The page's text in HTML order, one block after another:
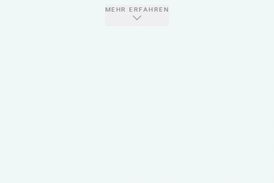
MEHR ERFAHREN